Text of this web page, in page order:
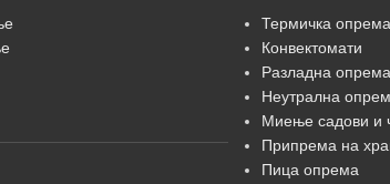
Термичка опрема
Конвектомати
Разладна опрема
Неутрална
Миење садови и
Припрема на
Пица опрема